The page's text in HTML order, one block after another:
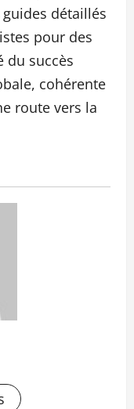
guides détaillés
pour des
du succès
cohérente
route vers la